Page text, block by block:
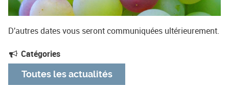
D'autres dates vous seront communiquées ultérieurement.
Catégories
Toutes les actualités